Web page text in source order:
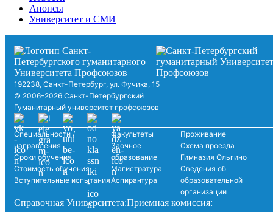
Анонсы
Университет и СМИ
192238, Санкт-Петербург, ул. Фучика, 15
© 2006–2026 Санкт-Петербургский
Гуманитарный университет профсоюзов
Специальности /
направления
Сроки обучения
Стоимость обучения
Вступительные испытания
Факультеты
Заочное
образование
Магистратура
Аспирантура
Проживание
Схема проезда
Гимназия Ольгино
Сведения об
образовательной
организации
Справочная Университета:Приемная комиссия: